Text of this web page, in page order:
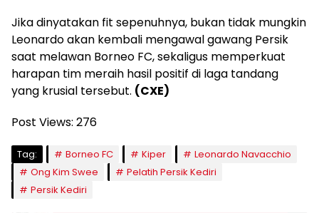
Jika dinyatakan fit sepenuhnya, bukan tidak mungkin
Leonardo akan kembali mengawal gawang Persik
saat melawan Borneo FC, sekaligus memperkuat
harapan tim meraih hasil positif di laga tandang
yang krusial tersebut. (CXE)
Post Views: 276
Tag: Borneo FC Kiper
Leonardo Navacchio
Ong Kim Swee
Pelatih Persik Kediri
Persik Kediri